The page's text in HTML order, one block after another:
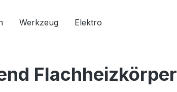
Werkzeug Elektro
Flachheizkörper